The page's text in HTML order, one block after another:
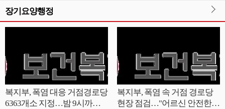
장기요양행정
복지부, 폭염 대응 거점경로당
6363개소 지정…밤 9시까지
복지부, 폭염 속 거점 경로당
현장 점검…"어르신 안전한